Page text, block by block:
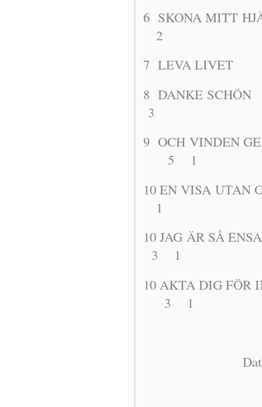
6 SKONA
2
7 LEVA
8 DANKE
3
9 OCH VINDEN
5 1
10 EN VISA
1
10 JAG ÄR SÅ
3 1
10 AKTA DIG
3 1
Dat: 1963-